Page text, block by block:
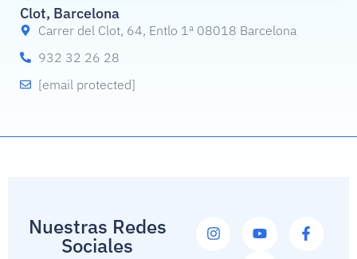
Clot, Barcelona
Carrer del Clot, 64, Entlo 1ª 08018 Barcelona
932 32 26 28
[email protected]
Nuestras Redes
Sociales